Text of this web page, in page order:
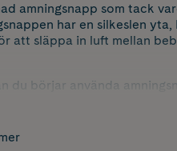
amningsnapp som tack
har en silkeslen yta,
att släppa in luft mellan
du börjar använda